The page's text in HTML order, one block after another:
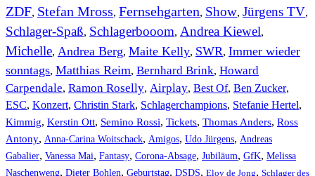
ZDF, Stefan Mross, Fernsehgarten, Show, Jürgens TV,
Schlager-Spaß, Schlagerbooom, Andrea Kiewel,
Michelle, Andrea Berg, Maite Kelly, SWR, Immer wieder
sonntags, Matthias Reim, Bernhard Brink, Howard
Carpendale, Ramon Roselly, Airplay, Best Of, Ben Zucker,
ESC, Konzert, Christin Stark, Schlagerchampions, Stefanie Hertel,
Kimmig, Kerstin Ott, Semino Rossi, Tickets, Thomas Anders, Ross
Antony, Anna-Carina Woitschack, Amigos, Udo Jürgens, Andreas
Gabalier, Vanessa Mai, Fantasy, Corona-Absage, Jubiläum, GfK, Melissa
Naschenweng, Dieter Bohlen, Geburtstag, DSDS, Eloy de Jong, Schlager des